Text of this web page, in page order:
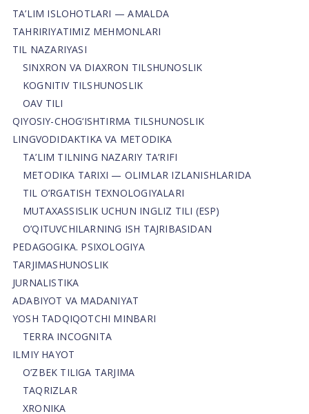
TA’LIM ISLOHOTLARI — AMALDA
TAHRIRIYATIMIZ MEHMONLARI
TIL NAZARIYASI
SINXRON VA DIAXRON TILSHUNOSLIK
KOGNITIV TILSHUNOSLIK
OAV TILI
QIYOSIY-CHOG‘ISHTIRMA TILSHUNOSLIK
LINGVODIDAKTIKA VA METODIKA
TA’LIM TILNING NAZARIY TA’RIFI
METODIKA TARIXI — OLIMLAR IZLANISHLARIDA
TIL O’RGATISH TEXNOLOGIYALARI
MUTAXASSISLIK UCHUN INGLIZ TILI (ESP)
O’QITUVCHILARNING ISH TAJRIBASIDAN
PEDAGOGIKA. PSIXOLOGIYA
TARJIMASHUNOSLIK
JURNALISTIKA
ADABIYOT VA MADANIYAT
YOSH TADQIQOTCHI MINBARI
TERRA INCOGNITA
ILMIY HAYOT
O’ZBEK TILIGA TARJIMA
TAQRIZLAR
XRONIKA